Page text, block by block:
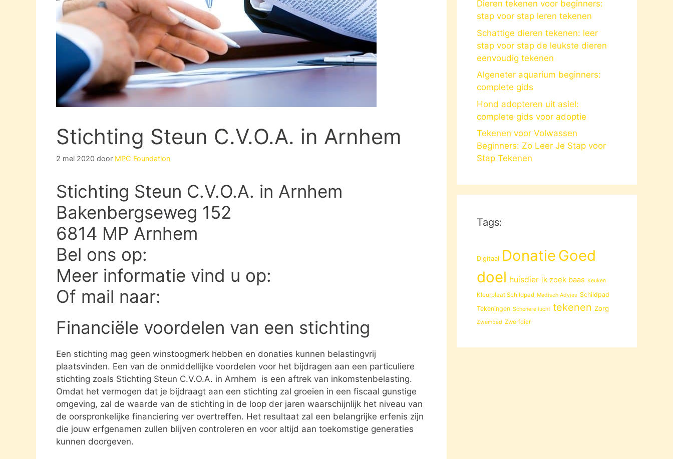
Stichting Steun C.V.O.A. in Arnhem
2 mei 2020 door MPC Foundation
Stichting Steun C.V.O.A. in Arnhem
Bakenbergseweg 152
6814 MP Arnhem
Bel ons op:
Meer informatie vind u op:
Of mail naar:
Financiële voordelen van een stichting
Een stichting mag geen winstoogmerk hebben en donaties kunnen belastingvrij
plaatsvinden. Een van de onmiddellijke voordelen voor het bijdragen aan een particuliere
stichting zoals Stichting Steun C.V.O.A. in Arnhem is een aftrek van inkomstenbelasting.
Omdat het vermogen dat je bijdraagt aan een stichting zal groeien in een fiscaal gunstige
omgeving, zal de waarde van de stichting in de loop der jaren waarschijnlijk het niveau van
de oorspronkelijke financiering ver overtreffen. Het resultaat zal een belangrijke erfenis zijn
die jouw erfgenamen zullen blijven controleren en voor altijd aan toekomstige generaties
kunnen doorgeven.
Dieren tekenen voor beginners:
stap voor stap leren tekenen
Schattige dieren tekenen: leer
stap voor stap de leukste dieren
eenvoudig tekenen
Algeneter aquarium beginners:
complete gids
Hond adopteren uit asiel:
complete gids voor adoptie
Tekenen voor Volwassen
Beginners: Zo Leer Je Stap voor
Stap Tekenen
Tags:
Digitaal Donatie Goed
doel huisdier ik zoek baas Keuken
Kleurplaat Schildpad Medisch Advies Schildpad
Tekeningen Schonere lucht tekenen Zorg
Zwembad Zwerfdier